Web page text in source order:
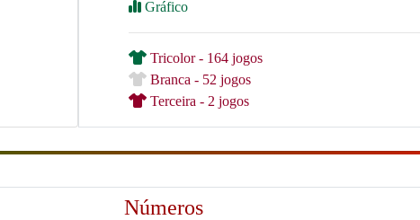
Gráfico
Tricolor - 164 jogos
Branca - 52 jogos
Terceira - 2 jogos
Números